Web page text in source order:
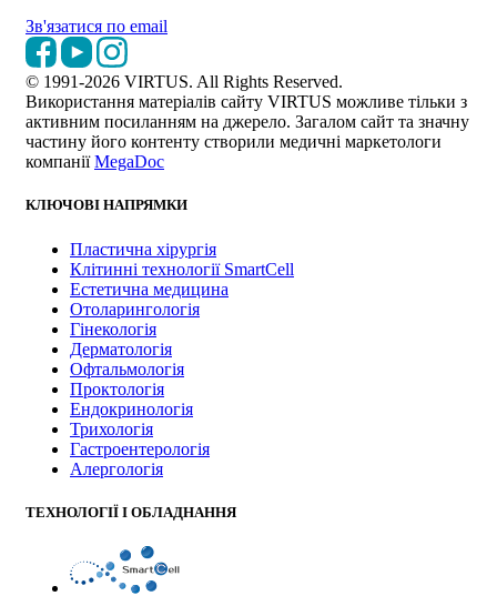
Зв'язатися по email
© 1991-2026 VIRTUS. All Rights Reserved.
Використання матеріалів сайту VIRTUS можливе тільки з
активним посиланням на джерело. Загалом сайт та значну
частину його контенту створили медичні маркетологи
компаніїMegaDoc
КЛЮЧОВІ НАПРЯМКИ
Пластична хірургія
Клітинні технології SmartCell
Естетична медицина
Отоларингологія
Гінекологія
Дерматологія
Офтальмологія
Проктологія
Ендокринологія
Трихологія
Гастроентерологія
Алергологія
ТЕХНОЛОГІЇ І ОБЛАДНАННЯ